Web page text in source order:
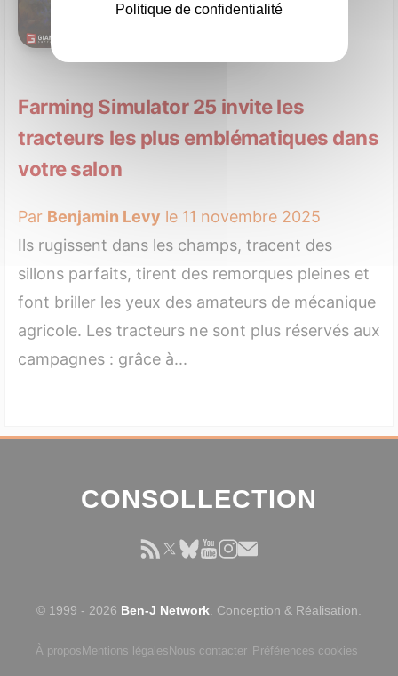
Farming Simulator 25 invite les
tracteurs les plus emblématiques dans
votre salon
Par Benjamin Levy le 11 novembre 2025
Ils rugissent dans les champs, tracent des
sillons parfaits, tirent des remorques pleines et
font briller les yeux des amateurs de mécanique
agricole. Les tracteurs ne sont plus réservés aux
campagnes : grâce à...
CONSOLLECTION
© 1999 - 2026 Ben-J Network. Conception & Réalisation.
À propos Mentions légales Nous contacter Préférences cookies
Politique de confidentialité